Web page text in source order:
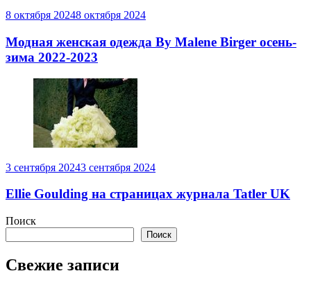
8 октября 20248 октября 2024
Модная женская одежда By Malene Birger осень-
зима 2022-2023
3 сентября 20243 сентября 2024
Ellie Goulding на страницах журнала Tatler UK
Поиск
Поиск
Свежие записи